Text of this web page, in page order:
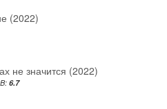
(2022)
не значится (2022)
6.7